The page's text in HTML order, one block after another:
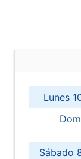
Lunes
Sábado